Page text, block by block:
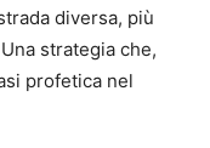
diversa, più
strategia che,
profetica nel